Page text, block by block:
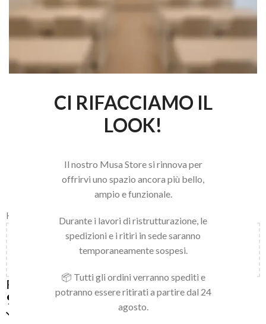
CI RIFACCIAMO IL
LOOK!
Il nostro Musa Store si rinnova per
offrirvi uno spazio ancora più bello,
ampio e funzionale.
Durante i lavori di ristrutturazione, le
spedizioni e i ritiri in sede saranno
temporaneamente sospesi.
📦 Tutti gli ordini verranno spediti e
potranno essere ritirati a partire dal 24
agosto.
Home LIME BUFFER RICARICHE
150,00€al carrello e ottieni la spedizione
RICAMBIO LIMA PAP MAM 150 50PZ
9,00